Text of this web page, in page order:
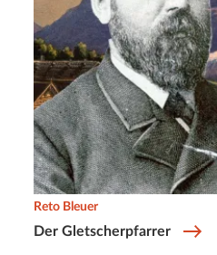
Der Gletscherpfarrer
Reto Bleuer